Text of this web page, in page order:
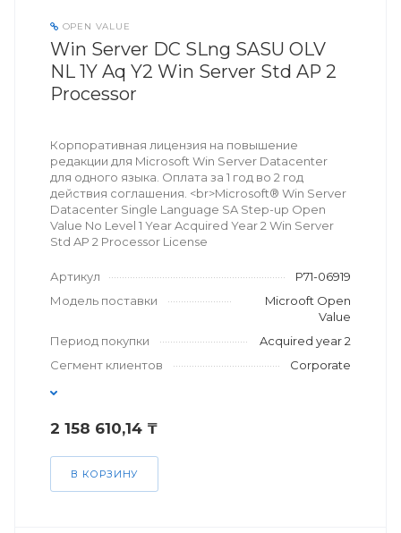
OPEN VALUE
Win Server DC SLng SASU OLV
NL 1Y Aq Y2 Win Server Std AP 2
Processor
Корпоративная лицензия на повышение
редакции для Microsoft Win Server Datacenter
для одного языка. Оплата за 1 год во 2 год
действия соглашения. <br>Microsoft® Win Server
Datacenter Single Language SA Step-up Open
Value No Level 1 Year Acquired Year 2 Win Server
Std AP 2 Processor License
Артикул
P71-06919
Модель поставки
Microoft Open
Value
Период покупки
Acquired year 2
Сегмент клиентов
Corporate
2 158 610,14 ₸
В КОРЗИНУ